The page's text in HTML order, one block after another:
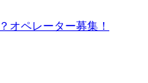
オペレーター募集！